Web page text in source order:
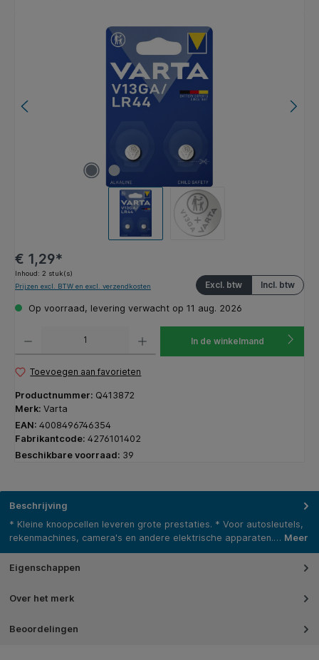
Afbeeldingengalerij overslaan
€ 1,29*
Inhoud: 2 stuk(s)
Incl. btw
Excl. btw
Prijzen excl. BTW en excl. verzendkosten
Op voorraad, levering verwacht op 11 aug. 2026
In de winkelmand
Toevoegen aan favorieten
Productnummer: Q413872
Merk: Varta
EAN: 4008496746354
Fabrikantcode: 4276101402
Beschikbare voorraad: 39
Beschrijving
* Kleine knoopcellen leveren grote prestaties. * Voor autosleutels,
rekenmachines, camera's en andere elektrische apparaten.… Meer
Eigenschappen
Over het merk
Beoordelingen